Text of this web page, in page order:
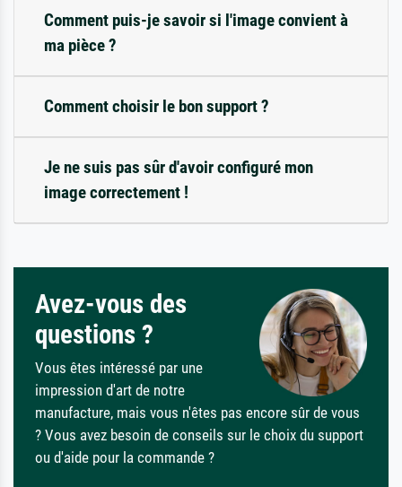
Comment puis-je savoir si l'image convient à
ma pièce ?
Comment choisir le bon support ?
Je ne suis pas sûr d'avoir configuré mon
image correctement !
Avez-vous des
questions ?
Vous êtes intéressé par une
impression d'art de notre
manufacture, mais vous n'êtes pas encore sûr de vous
? Vous avez besoin de conseils sur le choix du support
ou d'aide pour la commande ?